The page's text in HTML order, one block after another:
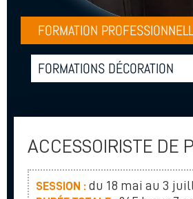
FORMATION
FORMATIONS DÉCORATION
ACCESSOIRISTE DE
SESSION : du 18 mai au 3